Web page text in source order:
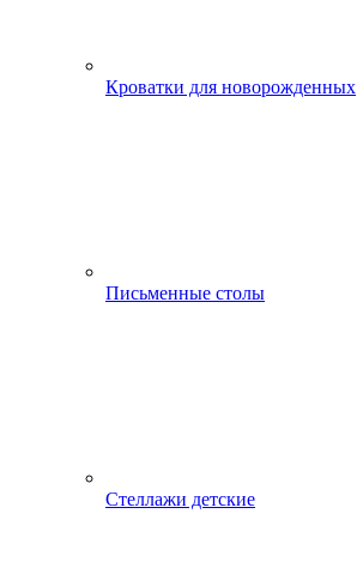
Кроватки для новорожденных
Письменные столы
Стеллажи детские